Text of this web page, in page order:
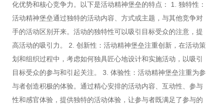
化优势和核心竞争力。以下是活动精神堡垒的特点： 1. 独特性：
活动精神堡垒通过独特的活动内容、方式或主题，与其他竞争对
手的活动区别开来。活动的独特性可以吸引目标受众的注意，提
高活动的吸引力。 2. 创新性：活动精神堡垒注重创新，在活动策
划和组织过程中，考虑如何独具匠心地设计和实施活动，以吸引
目标受众的参与和引起关注。 3. 体验性：活动精神堡垒注重为参
与者创造积极的体验。通过精心安排的活动内容、互动性、参与
性和感官体验，提供独特的活动体验，让参与者既满足了参与的